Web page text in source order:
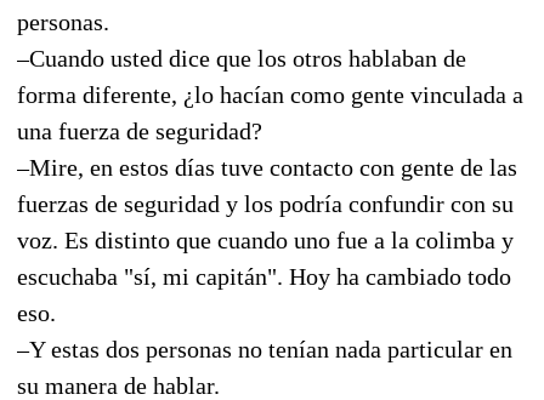
personas.
–Cuando usted dice que los otros hablaban de
forma diferente, ¿lo hacían como gente vinculada a
una fuerza de seguridad?
–Mire, en estos días tuve contacto con gente de las
fuerzas de seguridad y los podría confundir con su
voz. Es distinto que cuando uno fue a la colimba y
escuchaba "sí, mi capitán". Hoy ha cambiado todo
eso.
–Y estas dos personas no tenían nada particular en
su manera de hablar.